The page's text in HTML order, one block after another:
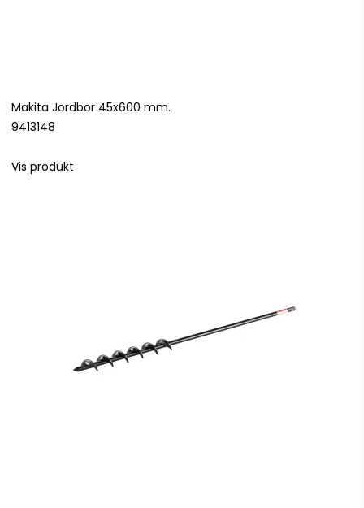
Makita Jordbor 45x600 mm.
9413148
Vis produkt